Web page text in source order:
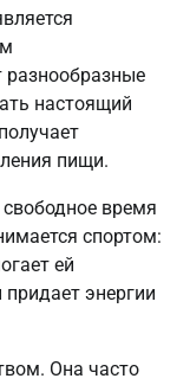
разнообразные
настоящий
пищи.
время
спортом:
ей
энергии
Она часто